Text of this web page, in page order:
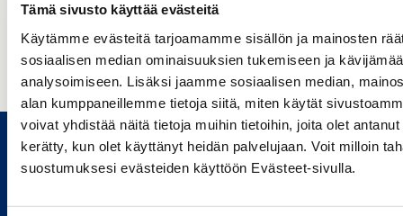
Tämä sivusto käyttää evästeitä
Käytämme evästeitä tarjoamamme sisällön ja mainosten
sosiaalisen median ominaisuuksien tukemiseen ja
analysoimiseen. Lisäksi jaamme sosiaalisen median,
alan kumppaneillemme tietoja siitä, miten käytät
voivat yhdistää näitä tietoja muihin tietoihin, joita olet
kerätty, kun olet käyttänyt heidän palvelujaan. Voit milloin
suostumuksesi evästeiden käyttöön Evästeet-sivulla.
Tutustu avoimiin työpaikkoihimme